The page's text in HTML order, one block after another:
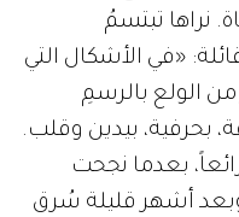
نراها تبتسمُ
«في الأشكال التي
عاماً كثير من الولع بالرسمِ
بحرفية، بيدين وقلب.
بعدما نجحت
أشهر قليلة سُرق